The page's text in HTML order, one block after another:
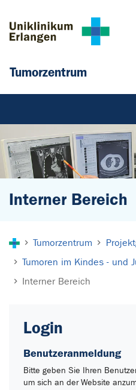
Tumorzentrum
Interner Bereich
Tumorzentrum
Tumoren im Kindes - und
Interner Bereich
Login
Benutzeranmeldung
Bitte geben Sie Ihren
um sich an der Website